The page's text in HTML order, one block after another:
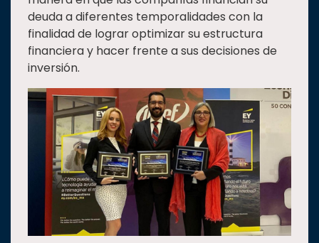
deuda a diferentes temporalidades con la
finalidad de lograr optimizar su estructura
financiera y hacer frente a sus decisiones de
inversión.